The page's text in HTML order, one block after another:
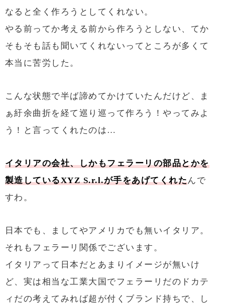
なると全く作ろうとしてくれない。
やる前ってか考える前から作ろうとしない、てか
そもそも話も聞いてくれないってところが多くて
本当に苦労した。
こんな状態で半ば諦めてかけていたんだけど、ま
ぁ紆余曲折を経て巡り巡って作ろう！やってみよ
う！と言ってくれたのは…
イタリアの会社、しかもフェラーリの部品とかを
製造しているXYZ S.r.l.が手をあげてくれたんで
すわ。
日本でも、ましてやアメリカでも無いイタリア。
それもフェラーリ関係でございます。
イタリアって日本だとあまりイメージが無いけ
ど、実は相当な工業大国でフェラーリだのドカテ
ィだの考えてみれば超が付くブランド持ちで、し